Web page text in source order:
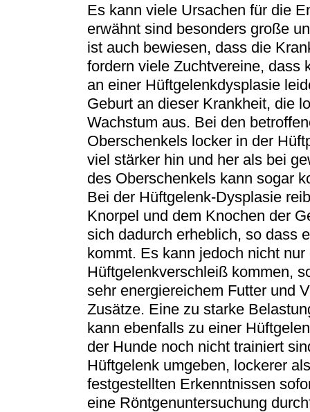
Es kann viele Ursachen für die
erwähnt sind besonders große
ist auch bewiesen, dass die
fordern viele Zuchtvereine, dass
an einer Hüftgelenkdysplasie
Geburt an dieser Krankheit, die
Wachstum aus. Bei den
Oberschenkels locker in der
viel stärker hin und her als bei
des Oberschenkels kann sogar
Bei der Hüftgelenk-Dysplasie
Knorpel und dem Knochen der
sich dadurch erheblich, so dass
kommt. Es kann jedoch nicht
Hüftgelenkverschleiß kommen,
sehr energiereichem Futter und
Zusätze. Eine zu starke
kann ebenfalls zu einer
der Hunde noch nicht trainiert
Hüftgelenk umgeben, lockerer
festgestellten Erkenntnissen
eine Röntgenuntersuchung